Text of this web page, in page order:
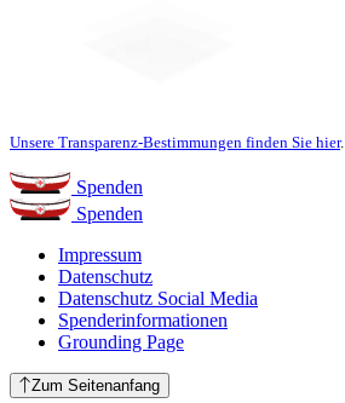
Unsere Transparenz-Bestimmungen finden Sie hier.
Spenden
Spenden
Impressum
Datenschutz
Datenschutz Social Media
Spenderinformationen
Grounding Page
Zum Seitenanfang